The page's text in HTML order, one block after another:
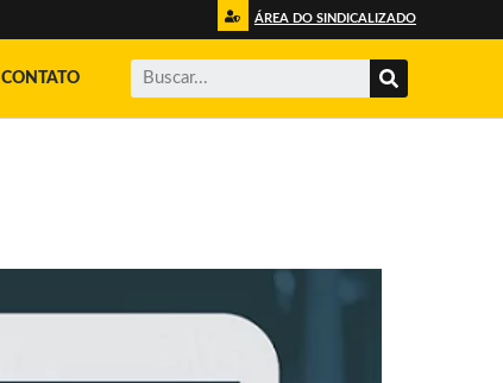
ÁREA DO SINDICALIZADO
CONTATO